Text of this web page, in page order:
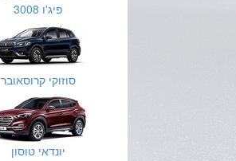
פיג'ו 3008
סוזוקי קרוסאובר
יונדאי טוסון